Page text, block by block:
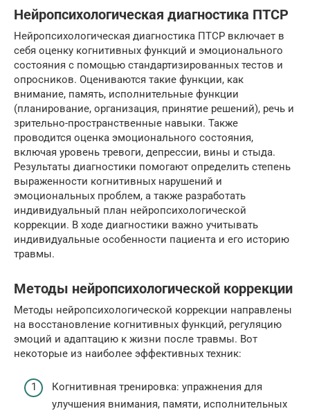
Нейропсихологическая диагностика ПТСР
Нейропсихологическая диагностика ПТСР включает в
себя оценку когнитивных функций и эмоционального
состояния с помощью стандартизированных тестов и
опросников. Оцениваются такие функции, как
внимание, память, исполнительные функции
(планирование, организация, принятие решений), речь и
зрительно-пространственные навыки. Также
проводится оценка эмоционального состояния,
включая уровень тревоги, депрессии, вины и стыда.
Результаты диагностики помогают определить степень
выраженности когнитивных нарушений и
эмоциональных проблем, а также разработать
индивидуальный план нейропсихологической
коррекции. В ходе диагностики важно учитывать
индивидуальные особенности пациента и его историю
травмы.
Методы нейропсихологической коррекции
Методы нейропсихологической коррекции направлены
на восстановление когнитивных функций, регуляцию
эмоций и адаптацию к жизни после травмы. Вот
некоторые из наиболее эффективных техник:
Когнитивная тренировка: упражнения для
улучшения внимания, памяти, исполнительных